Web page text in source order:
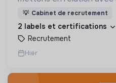
soucieuses de leurs
ensemble pour un futur
💡 Cabinet de recrutement
2 labels et certifications
Recrutement
Hier